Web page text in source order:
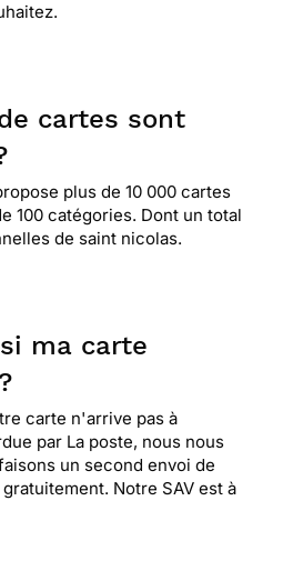
cartes sont
plus de 10 000 cartes
100 catégories. Dont un total
de saint nicolas.
ma carte
carte n'arrive pas à
par La poste, nous nous
un second envoi de
Notre SAV est à